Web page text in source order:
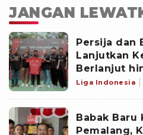
JANGAN
‎Persija dan
Lanjutkan
Berlanjut
2027
Liga Indonesia
Babak Baru
Pemalang,